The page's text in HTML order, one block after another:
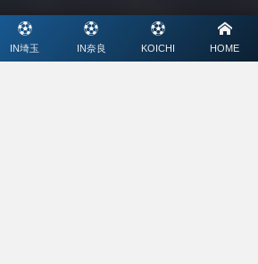
IN埼玉 IN奈良 KOICHI HOME
メディアパートナー